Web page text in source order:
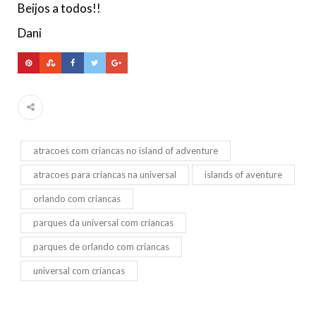
Beijos a todos!!
Dani
atracoes com criancas no island of adventure
atracoes para criancas na universal islands of aventure
orlando com criancas
parques da universal com criancas
parques de orlando com criancas
universal com criancas